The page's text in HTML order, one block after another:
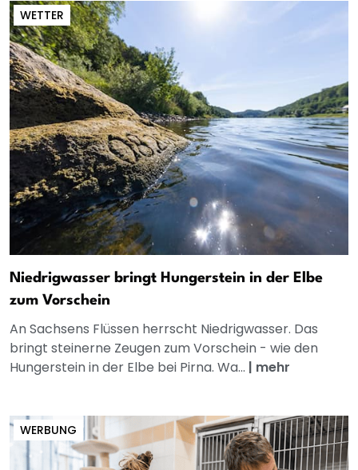
WETTER
Niedrigwasser bringt Hungerstein in der Elbe
zum Vorschein
An Sachsens Flüssen herrscht Niedrigwasser. Das
bringt steinerne Zeugen zum Vorschein - wie den
Hungerstein in der Elbe bei Pirna. Wa... | mehr
WERBUNG